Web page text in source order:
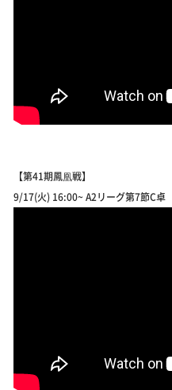
【第41期鳳凰戦】
9/17(火) 16:00~ A2リーグ第7節C卓